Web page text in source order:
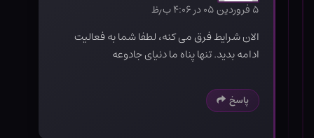
۵ فروردین ۰۵ در ۴:۰۶ ب٫ظ
الان شرایط فرق می کنه، لطفا شما به فعالیت
ادامه بدید. تنها پناه ما دنیای جادوعه
پاسخ